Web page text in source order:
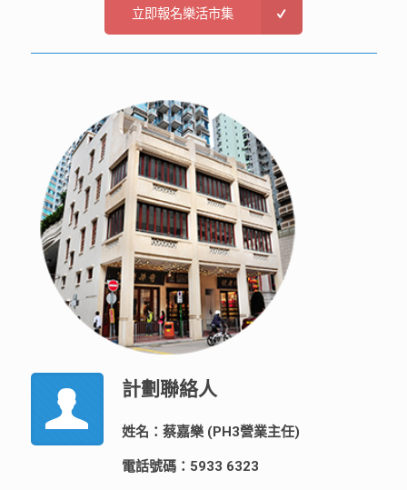
立即報名樂活市集
計劃聯絡人
姓名：蔡嘉樂 (PH3營業主任)
電話號碼：5933 6323